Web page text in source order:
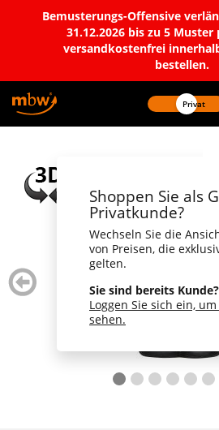
Bemusterungs-Offensive
31.12.2026 bis zu 5
versandkostenfrei
bestellen.
Privat
Shoppen Sie als
Privatkunde?
Wechseln Sie die
von Preisen, die
gelten.
Sie sind bereits Kunde?
Loggen Sie sich ein,
sehen.
zurück
blättern